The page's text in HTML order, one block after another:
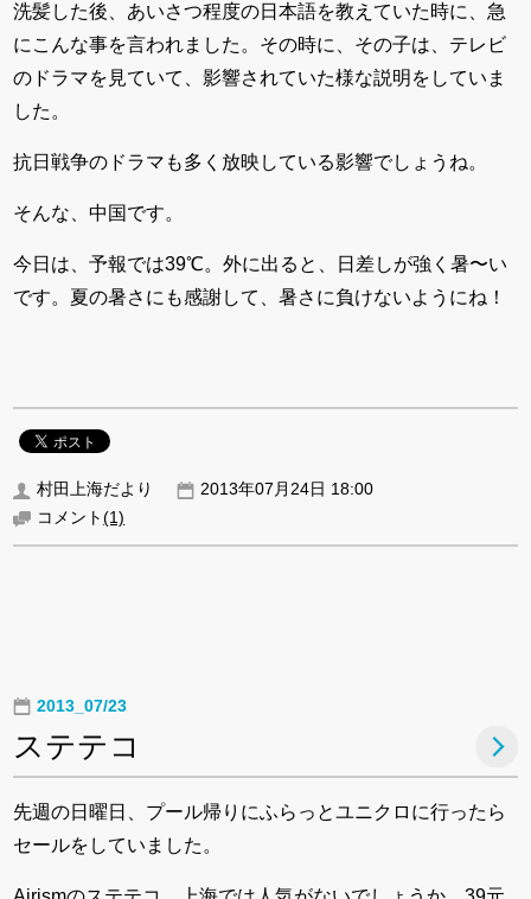
洗髪した後、あいさつ程度の日本語を教えていた時に、急
にこんな事を言われました。その時に、その子は、テレビ
のドラマを見ていて、影響されていた様な説明をしていま
した。
抗日戦争のドラマも多く放映している影響でしょうね。
そんな、中国です。
今日は、予報では39℃。外に出ると、日差しが強く暑〜い
です。夏の暑さにも感謝して、暑さに負けないようにね！
村田上海だより
2013年07月24日 18:00
コメント(1)
2013_07/23
ステテコ
先週の日曜日、プール帰りにふらっとユニクロに行ったら
セールをしていました。